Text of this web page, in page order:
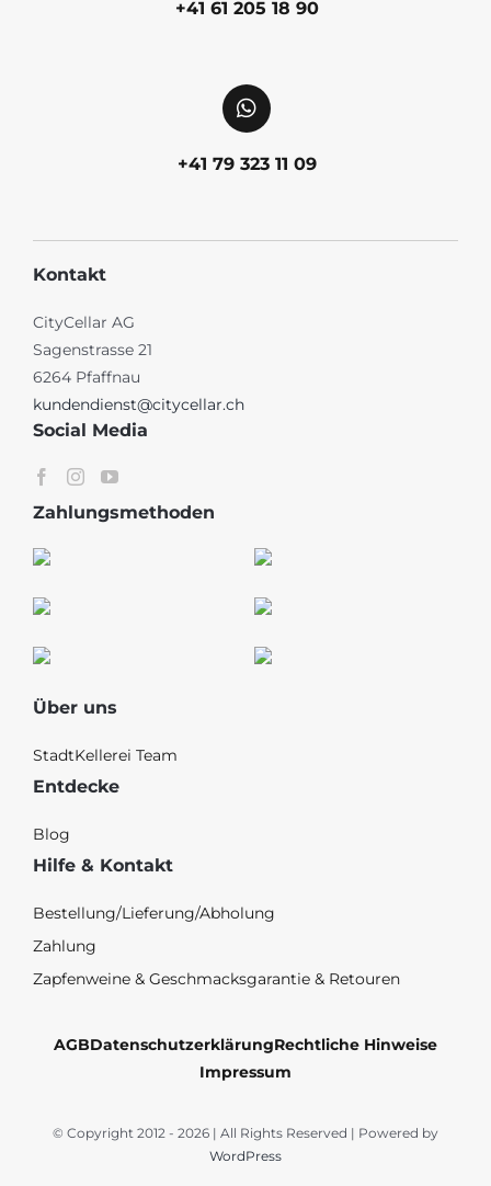
+41 61 205 18 90
+41 79 323 11 09
Kontakt
CityCellar AG
Sagenstrasse 21
6264 Pfaffnau
kundendienst@citycellar.ch
Social Media
Zahlungsmethoden
Über uns
StadtKellerei Team
Entdecke
Blog
Hilfe & Kontakt
Bestellung/Lieferung/Abholung
Zahlung
Zapfenweine & Geschmacksgarantie & Retouren
AGBDatenschutzerklärungRechtliche Hinweise
Impressum
© Copyright 2012 - 2026 | All Rights Reserved | Powered by
WordPress